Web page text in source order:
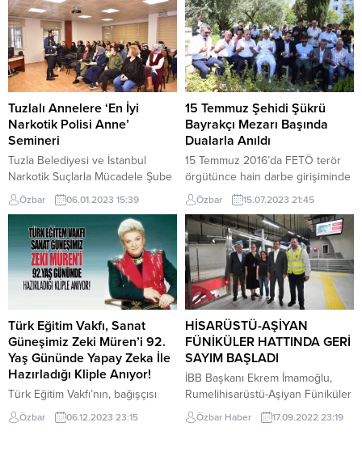
çağrılarına karşı yasaklama getirdi
Kartal Kaymakamlığınca yapılan
açıklama şöyle: Sosyal medya ve
açık kaynaklardan yapılan
araştırmalar neticesinde, İstanbul
Büyükşehir Belediye Başkanı
Ekrem İMAMOĞLU’ nun 11.11.2022
günü İlçemiz Kartal Anadolu
Adliyesinde görülecek olan
dava...
ile ilgili konularda sadece İBB’mi
suçlu sorusuna, “Suçlamadan
ziyade AK Parti döneminde
başlamış projeleri biran önce
bitirin diyorum.” diyerek, “Tuzla’da
başlamış ve bitirilmesi gereken
bir işin bitirilmemesi topluma...
Tuzlalı Annelere ‘En İyi
Narkotik Polisi Anne’
Semineri
Tuzla Belediyesi ve İstanbul
Narkotik Suçlarla Mücadele Şube
Müdürlüğü iş birliği ile ‘Kadına
Yönelik Şiddete Karşı Uluslararası
Mücadele Günü kapsamında
Tuzla Belediyesi Anne Çocuk
Eğitim Merkezi’ne gelen Tuzlalı
anneler için düzenlenen ‘En İyi
Narkotik Polisi Anne’ seminerleri
devam ediliyor. Tuzla Belediyesi
Anne Çocuk Eğitim Merkezi’ne
çocukları ile birlikte eğitime
gelen...
Özbar 06.01.2023 15:39
15 Temmuz Şehidi Şükrü
Bayrakçı Mezarı Başında
Dualarla Anıldı
15 Temmuz 2016’da FETÖ terör
örgütünce hain darbe girişiminde
tanklara karşı durarak şehit düşen
Kartallı Şehit Şükrü Bayrakçı,
şehadetinin 7. yılında mezarı
başında dualarla anıldı. Şehit
Şükrü Bayrakçı’nın Kurfalı
Mezarlığı’ndaki kabrinde
düzenlenen anma törenine;
şehid’in ailesi ,Kartal Kaymakamı
Abdullah Demir, Garnizon
Komutanlığı’na vekaleten Albay
Mehmet Gökhan Metin, Kartal
Belediye Başkan...
Özbar 15.07.2023 21:45
Türk Eğitim Vakfı, Sanat
Güneşimiz Zeki Müren’i 92.
Yaş Gününde Yapay Zeka İle
Hazırladığı Kliple Anıyor!
Türk Eğitim Vakfı’nın, bağışçısı
anısına hazırladığı özel video,
#BuŞarkıylaKavuşuruz etiketiyle
Özbar 06.12.2023 23:15
HİSARÜSTÜ-AŞİYAN
FÜNİKÜLER HATTINDA GERİ
SAYIM BAŞLADI
İBB Başkanı Ekrem İmamoğlu,
Rumelihisarüstü-Aşiyan Füniküler
hattında gerçekleştirilen test
sürüşüne katıldı. Hattın yapımında
Özbar Haber 17.09.2022 23:19